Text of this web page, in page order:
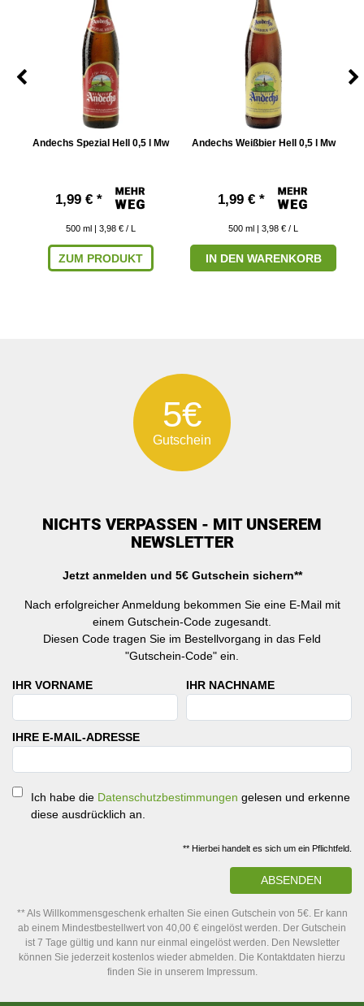
Andechs Spezial Hell 0,5 l Mw
1,99 € *
500 ml | 3,98 € / L
ZUM PRODUKT
Andechs Weißbier Hell 0,5 l Mw
1,99 € *
500 ml | 3,98 € / L
IN DEN WARENKORB
5€
Gutschein
NICHTS VERPASSEN - MIT UNSEREM
NEWSLETTER
Jetzt anmelden und 5€ Gutschein sichern**
Nach erfolgreicher Anmeldung bekommen Sie eine E-Mail mit
einem Gutschein-Code zugesandt.
Diesen Code tragen Sie im Bestellvorgang in das Feld
"Gutschein-Code" ein.
IHR VORNAME IHR NACHNAME
IHRE E-MAIL-ADRESSE
Ich habe die Datenschutzbestimmungen gelesen und erkenne
diese ausdrücklich an.
** Hierbei handelt es sich um ein Pflichtfeld.
ABSENDEN
** Als Willkommensgeschenk erhalten Sie einen Gutschein von 5€. Er kann
ab einem Mindestbestellwert von 40,00 € eingelöst werden. Der Gutschein
ist 7 Tage gültig und kann nur einmal eingelöst werden. Den Newsletter
können Sie jederzeit kostenlos wieder abmelden. Die Kontaktdaten hierzu
finden Sie in unserem Impressum.